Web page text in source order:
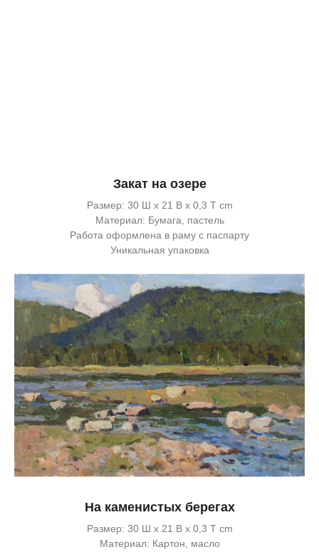
Закат на озере
Размер: 30 Ш x 21 В x 0,3 Т cm
Материал: Бумага, пастель
Работа оформлена в раму с паспарту
Уникальная упаковка
На каменистых берегах
Размер: 30 Ш x 21 В x 0,3 Т cm
Материал: Картон, масло